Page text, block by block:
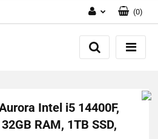
Zaloguj się
Zarejestruj się
(0)
Intel i5 14400F,
RAM, 1TB SSD,